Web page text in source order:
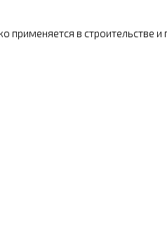
применяется в строительстве